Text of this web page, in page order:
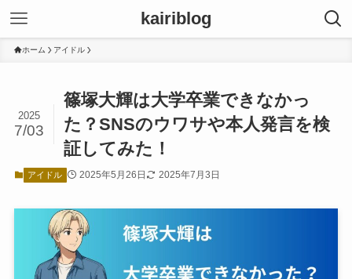
kairiblog
ホーム アイドル
篠塚大輝は大学卒業できなかっ
た？SNSのウワサや本人発言を検
証してみた！
2025
7/03
アイドル 2025年5月26日 2025年7月3日